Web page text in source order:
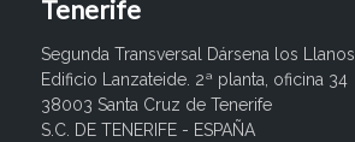
Tenerife
Segunda Transversal Dársena los Llanos
Edificio Lanzateide. 2ª planta, oficina 34
38003 Santa Cruz de Tenerife
S.C. DE TENERIFE - ESPAÑA